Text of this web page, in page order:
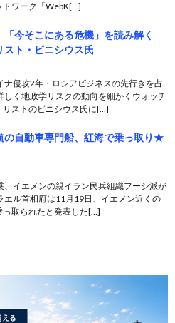
トワーク「WebK[…]
「今そこにある危機」を読み解く
スト・ビニシウス氏
ナ侵攻2年・ロシアビジネスの先行きを占
しく地政学リスクの動向を細かくウォッチ
リストのビニシウス氏に[…]
の自動車専門船、紅海で乗っ取り★
、イエメンの親イラン民兵組織フーシ派が
エル首相府は11月19日、イエメン近くの
っ取られたと発表した[…]